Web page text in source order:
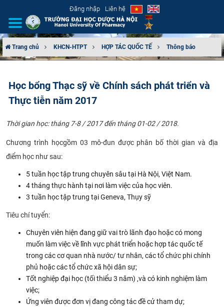
Đăng nhập Liên hệ
CƠ CẤU TỔ CHỨC
ĐÀO TẠO
ĐẢM BẢO CHẤT LƯỢNG
KHOA HỌC CÔNG NGHỆ
HTQT
CỰU NGƯỜI HỌC
Trang chủ KHCN-HTPT HỢP TÁC QUỐC TẾ Thông báo
Học bổng Thạc sỹ về Chính sách phát triển và
Thực tiễn năm 2017
Thời gian học: tháng 7-8 / 2017 đến tháng 01-02 / 2018.​
Chương trình họcgồm 03 mô-đun được phân bố thời gian và địa
điểm học như sau:
5 tuần học tập trung chuyên sâu tại Hà Nội, Việt Nam.
4 tháng thực hành tại nơi làm việc của học viên.
3 tuần học tập trung tại Geneva, Thụy sỹ
Tiêu chí tuyển:
Chuyên viên hiện đang giữ vai trò lãnh đạo hoặc có mong
muốn làm việc về lĩnh vực phát triển hoặc hợp tác quốc tế
trong các cơ quan nhà nước/ tư nhân, các tổ chức phi chính
phủ hoặc các tổ chức xã hội dân sự;
Tốt nghiệp đại học (tối thiểu 3 năm) ,và có kinh nghiệm làm
việc;
Ứng viên được đơn vị đang công tác đề cử tham dự;